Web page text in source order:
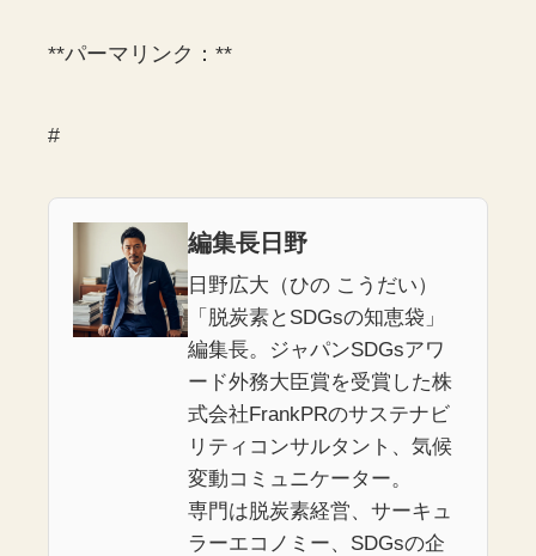
**パーマリンク：**
#
編集長日野
日野広大（ひの こうだい）
「脱炭素とSDGsの知恵袋」
編集長。ジャパンSDGsアワ
ード外務大臣賞を受賞した株
式会社FrankPRのサステナビ
リティコンサルタント、気候
変動コミュニケーター。
専門は脱炭素経営、サーキュ
ラーエコノミー、SDGsの企